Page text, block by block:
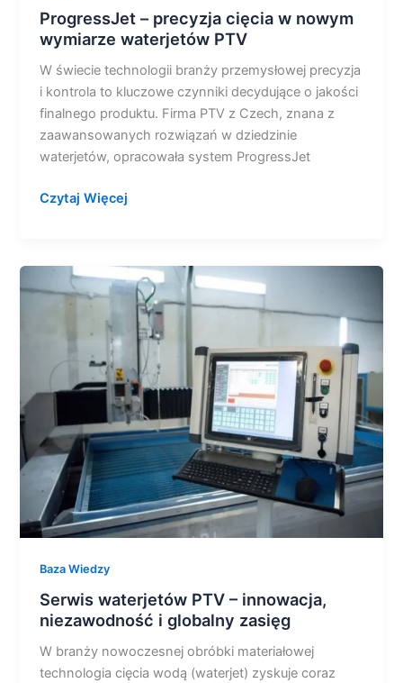
ProgressJet – precyzja cięcia w nowym
wymiarze waterjetów PTV
W świecie technologii branży przemysłowej precyzja
i kontrola to kluczowe czynniki decydujące o jakości
finalnego produktu. Firma PTV z Czech, znana z
zaawansowanych rozwiązań w dziedzinie
waterjetów, opracowała system ProgressJet
Czytaj Więcej
Baza Wiedzy
Serwis waterjetów PTV – innowacja,
niezawodność i globalny zasięg
W branży nowoczesnej obróbki materiałowej
technologia cięcia wodą (waterjet) zyskuje coraz
Serwis
waterjetów
innowacja,
niezawodność
globalny
zasięg